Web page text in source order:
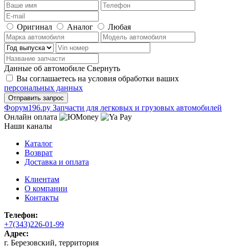
Оригинал Аналог Любая
Данные об автомобиле Свернуть
Вы соглашаетесь на условия обработки ваших
персональных данных
Фoрум196.ру Запчасти для легковых и грузовых автомобилей
Онлайн оплата
Наши каналы
Каталог
Возврат
Доставка и оплата
Клиентам
О компании
Контакты
Телефон:
+7(343)226-01-99
Адрес:
г. Березовский, территория